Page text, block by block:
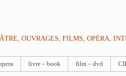
OUVRAGES, FILMS, OPÉRA,
livre – book film – dvd